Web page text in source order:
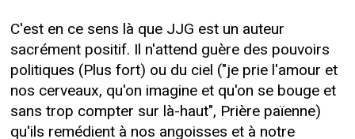
C'est en ce sens là que JJG est un auteur
sacrément positif. Il n'attend guère des pouvoirs
politiques (Plus fort) ou du ciel ("je prie l'amour et
nos cerveaux, qu'on imagine et qu'on se bouge et
sans trop compter sur là-haut", Prière païenne)
qu'ils remédient à nos angoisses et à notre